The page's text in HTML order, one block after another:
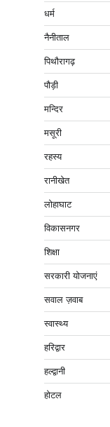
धर्म
नैनीताल
पिथौरागढ़
पौड़ी
मन्दिर
मसूरी
रहस्य
रानीखेत
लोहाघाट
विकासनगर
शिक्षा
सरकारी योजनाएं
सवाल ज़वाब
स्वास्थ्य
हरिद्वार
हल्द्वानी
होटल